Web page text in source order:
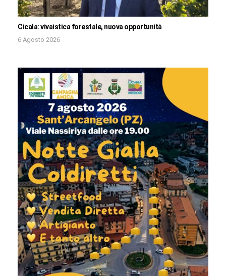
Cicala: vivaistica forestale, nuova opportunità
6 Agosto 2026